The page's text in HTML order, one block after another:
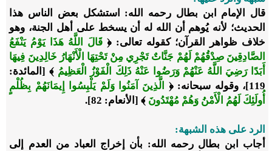
قال الإمام ابن بطال رحمه الله: استشكل بعض الناس هذا
الحديث؛ لأنه يُوهم أن الله له أن يسخط على أهل الجنة، وهو
خلاف ظواهر القرآن؛ كقوله تعالى: ﴿ قَالَ اللَّهُ هَذَا يَوْمُ يَنْفَعُ
الصَّادِقِينَ صِدْقُهُمْ لَهُمْ جَنَّاتٌ تَجْرِي مِنْ تَحْتِهَا الْأَنْهَارُ خَالِدِينَ فِيهَا
أَبَدًا رَضِيَ اللَّهُ عَنْهُمْ وَرَضُوا عَنْهُ ذَلِكَ الْفَوْزُ الْعَظِيمُ ﴾ [المائدة:
119]، وقوله سبحانه: ﴿
الَّذِينَ آمَنُوا وَلَمْ يَلْبِسُوا إِيمَانَهُمْ بِظُلْمٍ
أُولَئِكَ لَهُمُ الْأَمْنُ وَهُمْ مُهْتَدُونَ ﴾ [الأنعام: 82].
الرد على هذه الشبهة:
أجاب ابن بطال رحمه الله: بأن إخراج العباد من العدم إلى